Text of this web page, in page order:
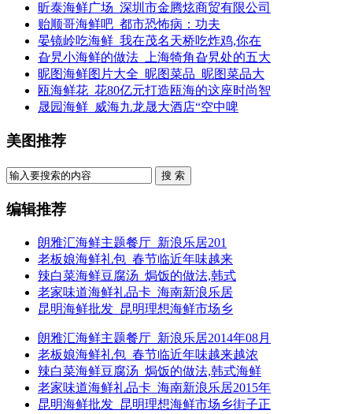
昕泰海鲜广场_深圳市金腾炫商贸有限公司
贻顺哥海鲜吧_都市恐怖病：功夫
晏镜岭吃海鲜_我在茂名天桥吃炸鸡,你在
旮旯小海鲜的做法_上海犄角旮旯处的五大
昵图海鲜图片大全_昵图菜品_昵图菜品大
瓯海鲜花_花80亿元打造瓯海的这座时尚智
晟园海鲜_威海九龙晟大酒店“空中啤
美图推荐
搜 索
编辑推荐
朗雅汇海鲜主题餐厅_新浪乐居201
老板娘海鲜礼包_春节临近年味越来
辣白菜海鲜豆腐汤_焗饭的做法,韩式
老家味道海鲜礼品卡_海南新浪乐居
昆明海鲜批发_昆明理想海鲜市场乡
朗雅汇海鲜主题餐厅_新浪乐居2014年08月
老板娘海鲜礼包_春节临近年味越来越浓
辣白菜海鲜豆腐汤_焗饭的做法,韩式海鲜
老家味道海鲜礼品卡_海南新浪乐居2015年
昆明海鲜批发_昆明理想海鲜市场乡街子正